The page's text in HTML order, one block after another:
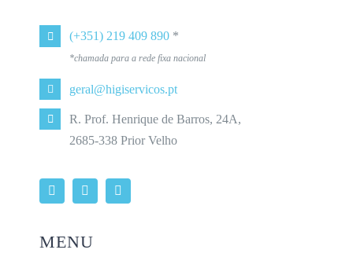
(+351) 219 409 890 *
*chamada para a rede fixa nacional
geral@higiservicos.pt
R. Prof. Henrique de Barros, 24A,
2685-338 Prior Velho
MENU